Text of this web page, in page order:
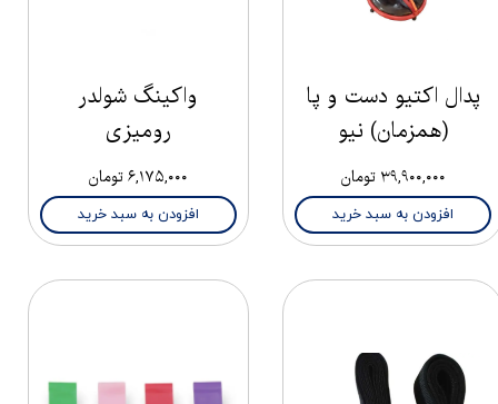
پدال اکتیو دست و پا
(همزمان) نیو
۳۹,۹۰۰,۰۰۰ تومان
افزودن به سبد خرید
واکینگ شولدر
رومیزی
۶,۱۷۵,۰۰۰ تومان
افزودن به سبد خرید